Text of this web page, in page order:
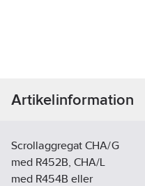
Artikelinformation
Scrollaggregat CHA/G
med R452B, CHA/L
med R454B eller